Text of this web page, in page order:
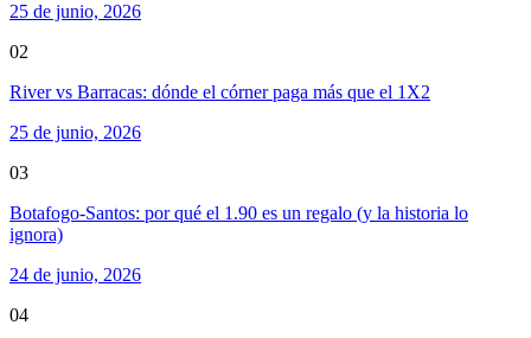
25 de junio, 2026
02
River vs Barracas: dónde el córner paga más que el 1X2
25 de junio, 2026
03
Botafogo-Santos: por qué el 1.90 es un regalo (y la historia lo
ignora)
24 de junio, 2026
04